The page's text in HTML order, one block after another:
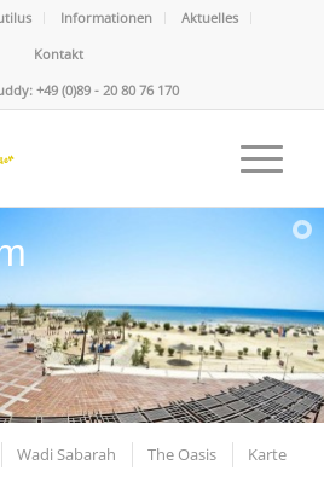
Informationen
Aktuelles
Kontakt
+49 (0)89 - 20 80 76 170
Wadi Sabarah The Oasis Karte